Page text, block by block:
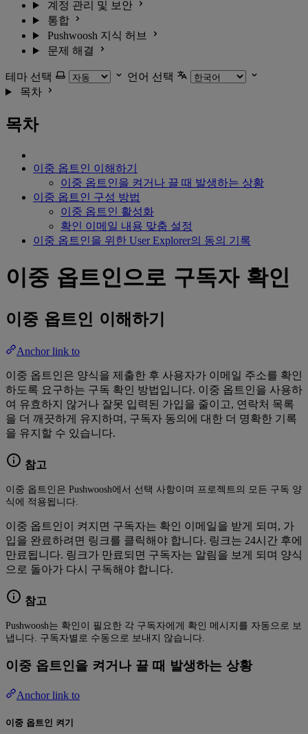
계정 관리 및 보안
통합
Pushwoosh 지식 허브
문제 해결
테마 선택
언어 선택
목차
목차
이중 옵트인 이해하기
이중 옵트인을 켜거나 끌 때 발생하는 상황
이중 옵트인 구성 방법
이중 옵트인 활성화
확인 이메일 내용 맞춤 설정
이중 옵트인을 위한 User Explorer의 동의 기록
이중 옵트인으로 구독자 확인
이중 옵트인 이해하기
Anchor link to
이중 옵트인은 양식을 제출한 후 사용자가 이메일 주소를 확인
하도록 요구하는 구독 확인 방법입니다. 이중 옵트인을 사용하
여 유효하지 않거나 잘못 입력된 가입을 줄이고, 연락처 목록
을 더 깨끗하게 유지하며, 구독자 동의에 대한 더 명확한 기록
을 유지할 수 있습니다.
참고
이중 옵트인은 Pushwoosh에서 선택 사항이며 프로젝트의 모든 구독 양
식에 적용됩니다.
이중 옵트인이 켜지면 구독자는 확인 이메일을 받게 되며, 가
입을 완료하려면 링크를 클릭해야 합니다. 링크는 24시간 후에
만료됩니다. 링크가 만료되면 구독자는 알림을 보게 되며 양식
으로 돌아가 다시 구독해야 합니다.
참고
Pushwoosh는 확인이 필요한 각 구독자에게 확인 메시지를 자동으로 보
냅니다. 구독자별로 수동으로 보내지 않습니다.
이중 옵트인을 켜거나 끌 때 발생하는 상황
Anchor link to
이중 옵트인 켜기